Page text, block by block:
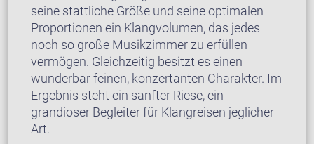
seine stattliche Größe und seine optimalen
Proportionen ein Klangvolumen, das jedes
noch so große Musikzimmer zu erfüllen
vermögen. Gleichzeitig besitzt es einen
wunderbar feinen, konzertanten Charakter. Im
Ergebnis steht ein sanfter Riese, ein
grandioser Begleiter für Klangreisen jeglicher
Art.